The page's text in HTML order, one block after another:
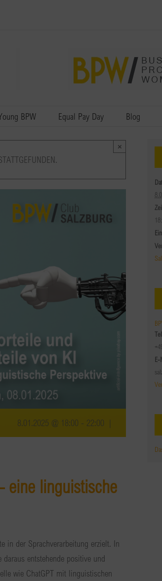
BPW Equal Pay Day Blog
×
8.01.2025 @ 18:00 - 22:00
eine linguistische
in der Sprachverarbeitung erzielt. In
entstehende positive und
wie ChatGPT mit linguistischen
E-